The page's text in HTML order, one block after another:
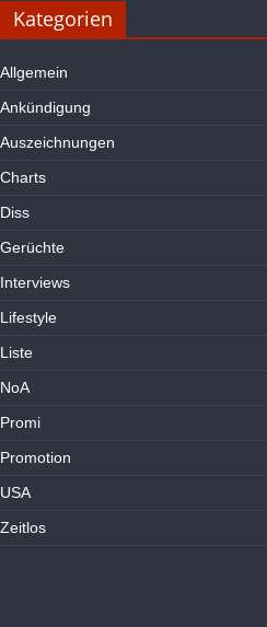
Kategorien
Allgemein
Ankündigung
Auszeichnungen
Charts
Diss
Gerüchte
Interviews
Lifestyle
Liste
NoA
Promi
Promotion
USA
Zeitlos